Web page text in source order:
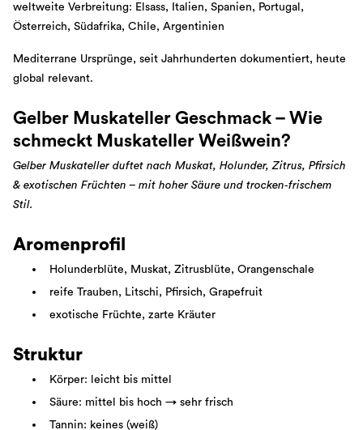
weltweite Verbreitung: Elsass, Italien, Spanien, Portugal,
Österreich, Südafrika, Chile, Argentinien
Mediterrane Ursprünge, seit Jahrhunderten dokumentiert, heute
global relevant.
Gelber Muskateller Geschmack – Wie
schmeckt Muskateller Weißwein?
Gelber Muskateller duftet nach Muskat, Holunder, Zitrus, Pfirsich
& exotischen Früchten – mit hoher Säure und trocken‑frischem
Stil.
Aromenprofil
Holunderblüte, Muskat, Zitrusblüte, Orangenschale
reife Trauben, Litschi, Pfirsich, Grapefruit
exotische Früchte, zarte Kräuter
Struktur
Körper: leicht bis mittel
Säure: mittel bis hoch → sehr frisch
Tannin: keines (weiß)